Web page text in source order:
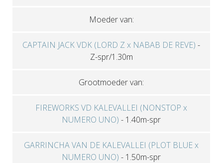
Moeder van:
CAPTAIN JACK VDK (LORD Z x NABAB DE REVE) -
Z-spr/1.30m
Grootmoeder van:
FIREWORKS VD KALEVALLEI (NONSTOP x
NUMERO UNO) - 1.40m-spr
GARRINCHA VAN DE KALEVALLEI (PLOT BLUE x
NUMERO UNO) - 1.50m-spr